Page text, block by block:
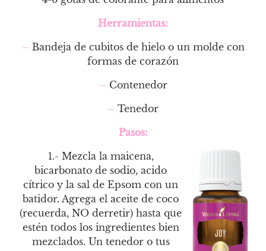
Herramientas:
– Bandeja de cubitos de hielo o un molde con
formas de corazón
– Contenedor
– Tenedor
Pasos:
1.- Mezcla la maicena,
bicarbonato de sodio, acido
cítrico y la sal de Epsom con un
batidor. Agrega el aceite de coco
(recuerda, NO derretir) hasta que
estén todos los ingredientes bien
mezclados. Un tenedor o tus